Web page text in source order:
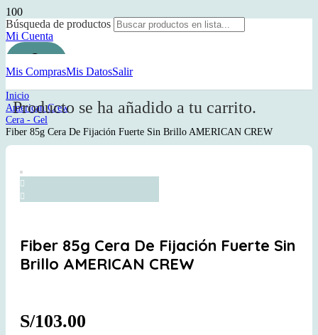
Búsqueda de productos
Mi Cuenta
Mis ComprasMis DatosSalir
Producto se ha añadido a tu carrito.
Inicio
American Crew
Cera - Gel
Fiber 85g Cera De Fijación Fuerte Sin Brillo AMERICAN CREW
Fiber 85g Cera De Fijación Fuerte Sin
Brillo AMERICAN CREW
S/103.00